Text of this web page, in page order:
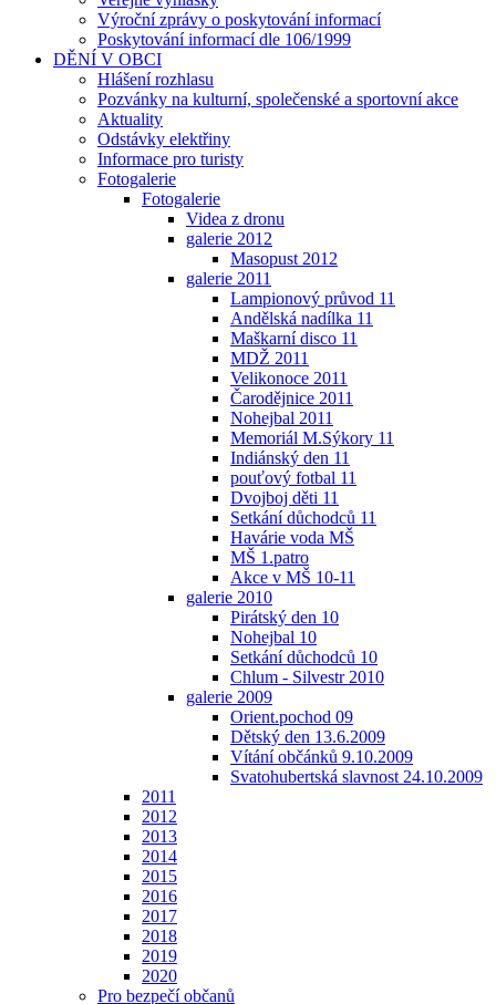
Výroční zprávy o poskytování informací
Poskytování informací dle 106/1999
DĚNÍ V OBCI
Hlášení rozhlasu
Pozvánky na kulturní, společenské a sportovní akce
Aktuality
Odstávky elektřiny
Informace pro turisty
Fotogalerie
Fotogalerie
Videa z dronu
galerie 2012
Masopust 2012
galerie 2011
Lampionový průvod 11
Andělská nadílka 11
Maškarní disco 11
MDŽ 2011
Velikonoce 2011
Čarodějnice 2011
Nohejbal 2011
Memoriál M.Sýkory 11
Indiánský den 11
pouťový fotbal 11
Dvojboj děti 11
Setkání důchodců 11
Havárie voda MŠ
MŠ 1.patro
Akce v MŠ 10-11
galerie 2010
Pirátský den 10
Nohejbal 10
Setkání důchodců 10
Chlum - Silvestr 2010
galerie 2009
Orient.pochod 09
Dětský den 13.6.2009
Vítání občánků 9.10.2009
Svatohubertská slavnost 24.10.2009
2011
2012
2013
2014
2015
2016
2017
2018
2019
2020
Pro bezpečí občanů